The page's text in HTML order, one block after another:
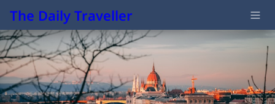
The Daily Traveller